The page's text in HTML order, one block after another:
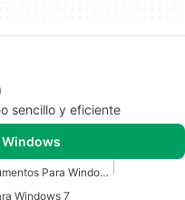
sencillo y eficiente
Windows
Escáner De Documentos Para Windows
Windows 7